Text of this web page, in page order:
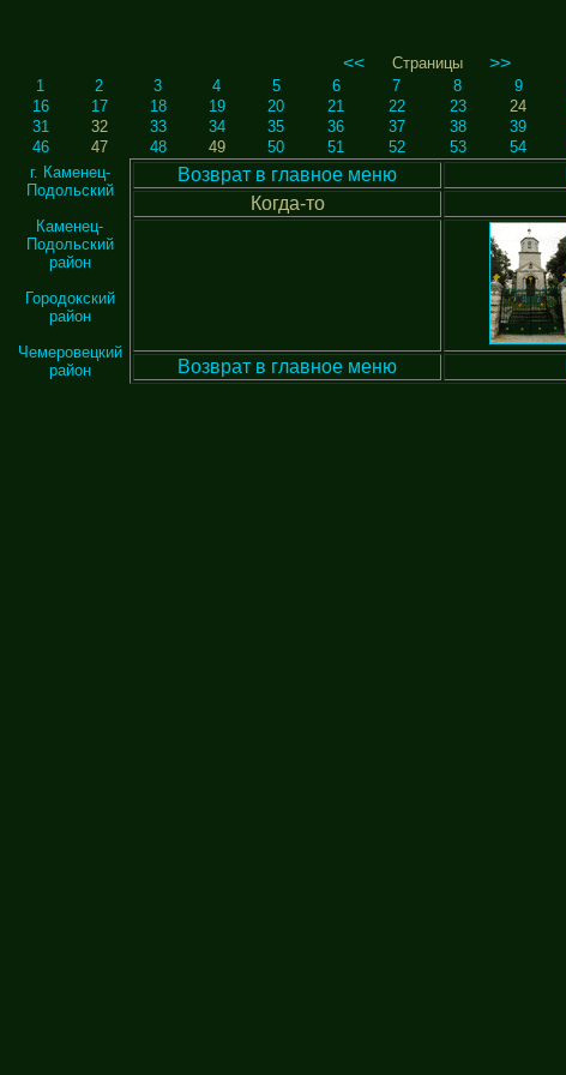
<< Страницы >>
1 2 3 4 5 6 7 8 9
16
17 18 19 20 21 22 23 24
31
32 33 34 35 36 37 38 39
46
47 48 49 50 51 52 53 54
г. Каменец-
Подольский
Каменец-
Подольский
район
Городокский
район
Чемеровецкий
район
Возврат в главное меню
Когда-то
Возврат в главное меню